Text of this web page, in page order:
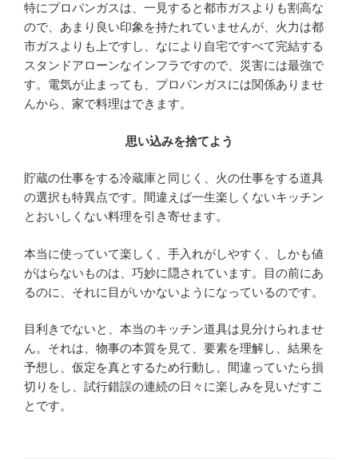
特にプロパンガスは、一見すると都市ガスよりも割高な
ので、あまり良い印象を持たれていませんが、火力は都
市ガスよりも上ですし、なにより自宅ですべて完結する
スタンドアローンなインフラですので、災害には最強で
す。電気が止まっても、プロパンガスには関係ありませ
んから、家で料理はできます。
思い込みを捨てよう
貯蔵の仕事をする冷蔵庫と同じく、火の仕事をする道具
の選択も特異点です。間違えば一生楽しくないキッチン
とおいしくない料理を引き寄せます。
本当に使っていて楽しく、手入れがしやすく、しかも値
がはらないものは、巧妙に隠されています。目の前にあ
るのに、それに目がいかないようになっているのです。
目利きでないと、本当のキッチン道具は見分けられませ
ん。それは、物事の本質を見て、要素を理解し、結果を
予想し、仮定を真とするため行動し、間違っていたら損
切りをし、試行錯誤の連続の日々に楽しみを見いだすこ
とです。